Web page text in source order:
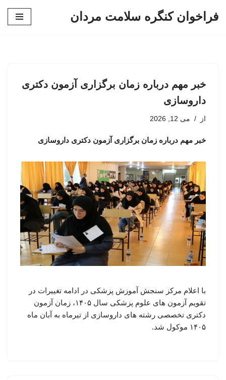
فراخوان کنگره سلامت مردان
خبر مهم درباره زمان برگزاری آزمون دکتری
داروسازی
از می 12, 2026
خبر مهم درباره زمان برگزاری آزمون دکتری داروسازی
با اعلام مرکز سنجش آموزش پزشکی در ادامه تغییرات در
تقویم آزمون های علوم پزشکی سال ۱۴۰۵، زمان آزمون
دکتری تخصصی رشته های داروسازی از تیرماه به آبان ماه
۱۴۰۵ موکول شد.